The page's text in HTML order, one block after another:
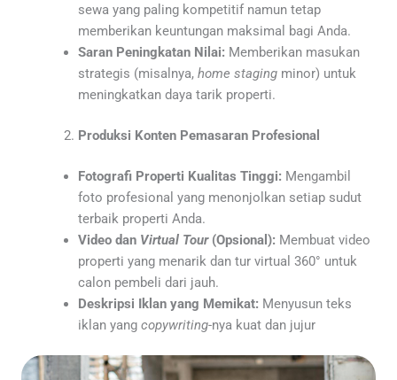
sewa yang paling kompetitif namun tetap
memberikan keuntungan maksimal bagi Anda.
Saran Peningkatan Nilai: Memberikan masukan
strategis (misalnya, home stagingminor) untuk
meningkatkan daya tarik properti.
Produksi Konten Pemasaran Profesional
Fotografi Properti Kualitas Tinggi: Mengambil
foto profesional yang menonjolkan setiap sudut
terbaik properti Anda.
Video dan Virtual Tour(Opsional): Membuat video
properti yang menarik dan tur virtual 360° untuk
calon pembeli dari jauh.
Deskripsi Iklan yang Memikat: Menyusun teks
iklan yang copywriting-nya kuat dan jujur